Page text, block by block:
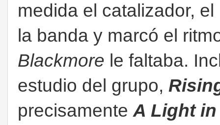
medida el catalizador,
la banda y marcó el
Blackmore le faltaba. I
estudio del grupo,
precisamente A Light